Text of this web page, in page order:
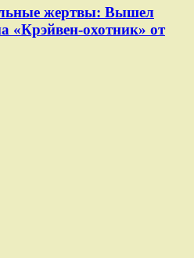
жертвы: Вышел
«Крэйвен-охотник» от